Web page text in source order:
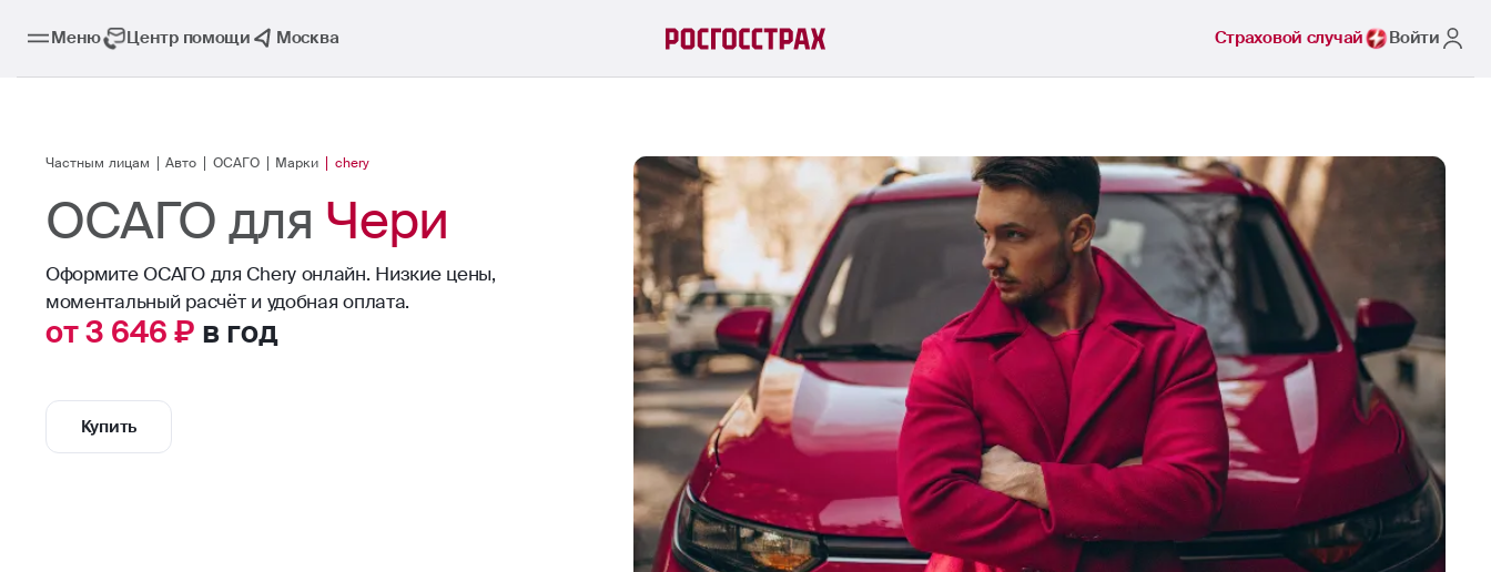
Меню Центр помощи Москва Страховой случай Войти
Частным лицам Авто ОСАГО Марки chery
ОСАГО для Чери
Оформите ОСАГО для Chery онлайн. Низкие цены,
моментальный расчёт и удобная оплата.
от 3 646 ₽ в год
Купить